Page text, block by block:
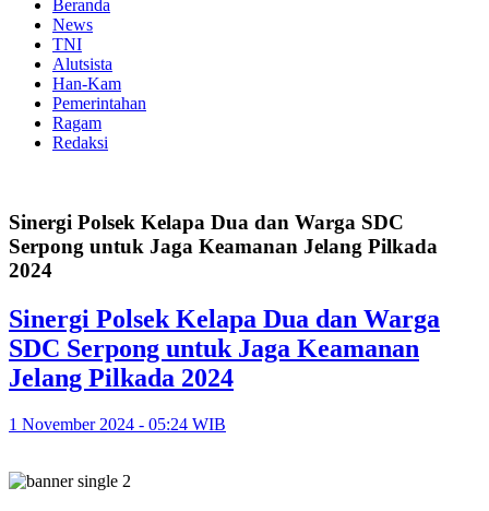
Beranda
News
TNI
Alutsista
Han-Kam
Pemerintahan
Ragam
Redaksi
Sinergi Polsek Kelapa Dua dan Warga SDC
Serpong untuk Jaga Keamanan Jelang Pilkada
2024
Sinergi Polsek Kelapa Dua dan Warga
SDC Serpong untuk Jaga Keamanan
Jelang Pilkada 2024
1 November 2024 - 05:24 WIB